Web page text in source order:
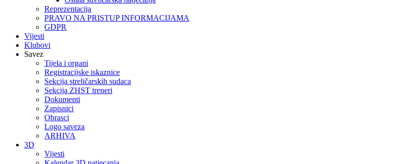
Reprezentacija
PRAVO NA PRISTUP INFORMACIJAMA
GDPR
Vijesti
Klubovi
Savez
Tijela i organi
Registracijske iskaznice
Sekcija streličarskih sudaca
Sekcija ZHST treneri
Dokumenti
Zapisnici
Obrasci
Logo saveza
ARHIVA
3D
Vijesti